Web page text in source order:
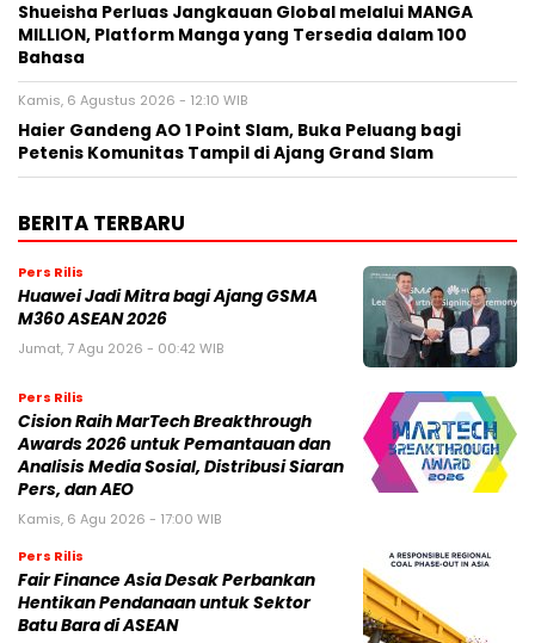
Shueisha Perluas Jangkauan Global melalui MANGA
MILLION, Platform Manga yang Tersedia dalam 100
Bahasa
Kamis, 6 Agustus 2026 - 12:10 WIB
Haier Gandeng AO 1 Point Slam, Buka Peluang bagi
Petenis Komunitas Tampil di Ajang Grand Slam
BERITA TERBARU
Pers Rilis
Huawei Jadi Mitra bagi Ajang GSMA
M360 ASEAN 2026
Jumat, 7 Agu 2026 - 00:42 WIB
Pers Rilis
Cision Raih MarTech Breakthrough
Awards 2026 untuk Pemantauan dan
Analisis Media Sosial, Distribusi Siaran
Pers, dan AEO
Kamis, 6 Agu 2026 - 17:00 WIB
Pers Rilis
Fair Finance Asia Desak Perbankan
Hentikan Pendanaan untuk Sektor
Batu Bara di ASEAN